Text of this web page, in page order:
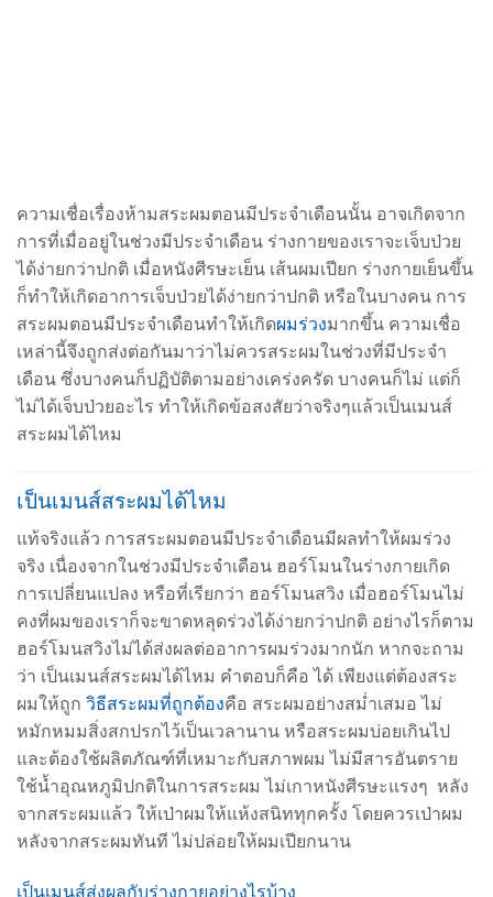
ความเชื่อเรื่องห้ามสระผมตอนมีประจำเดือนนั้น อาจเกิดจาก
การที่เมื่ออยู่ในช่วงมีประจำเดือน ร่างกายของเราจะเจ็บป่วย
ได้ง่ายกว่าปกติ เมื่อหนังศีรษะเย็น เส้นผมเปียก ร่างกายเย็นขึ้น
ก็ทำให้เกิดอาการเจ็บป่วยได้ง่ายกว่าปกติ หรือในบางคน การ
สระผมตอนมีประจำเดือนทำให้เกิดผมร่วงมากขึ้น ความเชื่อ
เหล่านี้จึงถูกส่งต่อกันมาว่าไม่ควรสระผมในช่วงที่มีประจำ
เดือน ซึ่งบางคนก็ปฏิบัติตามอย่างเคร่งครัด บางคนก็ไม่ แต่ก็
ไม่ได้เจ็บป่วยอะไร ทำให้เกิดข้อสงสัยว่าจริงๆแล้วเป็นเมนส์
สระผมได้ไหม
เป็นเมนส์สระผมได้ไหม
แท้จริงแล้ว การสระผมตอนมีประจำเดือนมีผลทำให้ผมร่วง
จริง เนื่องจากในช่วงมีประจำเดือน ฮอร์โมนในร่างกายเกิด
การเปลี่ยนแปลง หรือที่เรียกว่า ฮอร์โมนสวิง เมื่อฮอร์โมนไม่
คงที่ผมของเราก็จะขาดหลุดร่วงได้ง่ายกว่าปกติ อย่างไรก็ตาม
ฮอร์โมนสวิงไม่ได้ส่งผลต่ออาการผมร่วงมากนัก หากจะถาม
ว่า เป็นเมนส์สระผมได้ไหม คำตอบก็คือ ได้ เพียงแต่ต้องสระ
ผมให้ถูก วิธีสระผมที่ถูกต้องคือ สระผมอย่างสม่ำเสมอ ไม่
หมักหมมสิ่งสกปรกไว้เป็นเวลานาน หรือสระผมบ่อยเกินไป
และต้องใช้ผลิตภัณฑ์ที่เหมาะกับสภาพผม ไม่มีสารอันตราย
ใช้น้ำอุณหภูมิปกติในการสระผม ไม่เกาหนังศีรษะแรงๆ หลัง
จากสระผมแล้ว ให้เป่าผมให้แห้งสนิททุกครั้ง โดยควรเป่าผม
หลังจากสระผมทันที ไม่ปล่อยให้ผมเปียกนาน
เป็นเมนส์ส่งผลกับร่างกายอย่างไรบ้าง